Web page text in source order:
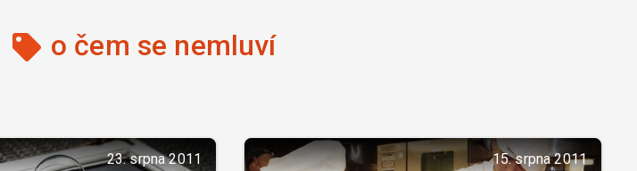
o čem se nemluví
23. srpna 2011 15. srpna 2011